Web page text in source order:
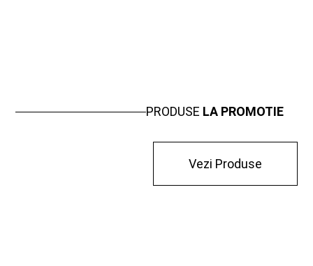
PRODUSE LA PROMOTIE
Vezi Produse